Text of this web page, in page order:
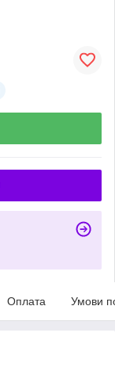
Оплата Умови